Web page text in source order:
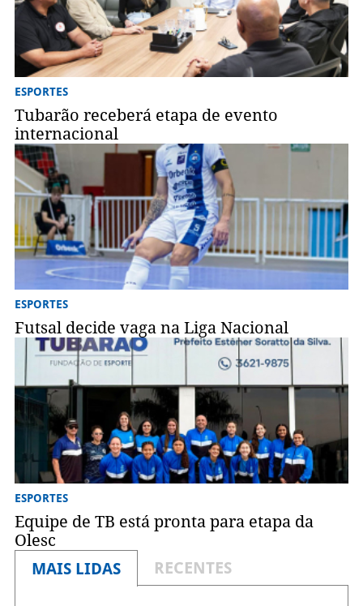
ESPORTES
Tubarão receberá etapa de evento
internacional
ESPORTES
Futsal decide vaga na Liga Nacional
ESPORTES
Equipe de TB está pronta para etapa da
Olesc
MAIS LIDAS
RECENTES